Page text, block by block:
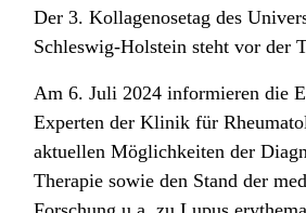
Der 3. Kollagenosetag des
Schleswig-Holstein steht vor der
Am 6. Juli 2024 informieren die
Experten der Klinik für
aktuellen Möglichkeiten der
Therapie sowie den Stand der